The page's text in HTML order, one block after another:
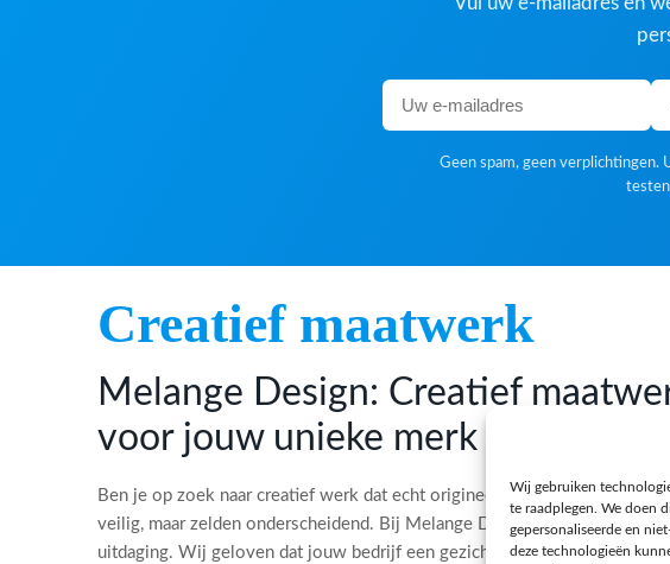
Wij gebruiken
te raadplegen. We doen
gepersonaliseerde en
deze technologieën
Geen spam, geen
Creatief maatwerk
Melange Design: Creatief
voor jouw unieke merk
Ben je op zoek naar creatief werk dat echt origineel is? Een
veilig, maar zelden onderscheidend. Bij Melange Design houden we van
uitdaging. Wij geloven dat jouw bedrijf een gezicht, een verhaal en een